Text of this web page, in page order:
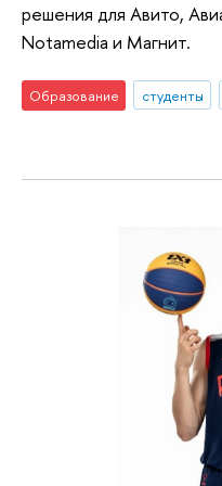
решения для Авито,
Notamedia и Магнит.
Образование студенты